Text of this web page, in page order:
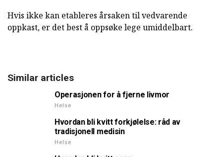
Hvis ikke kan etableres årsaken til vedvarende
oppkast, er det best å oppsøke lege umiddelbart.
Similar articles
Operasjonen for å fjerne livmor
Helse
Hvordan bli kvitt forkjølelse: råd av
tradisjonell medisin
Helse